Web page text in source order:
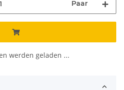
Paar
werden geladen ...